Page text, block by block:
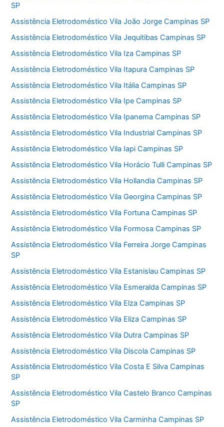
SP
Assistência Eletrodoméstico Vila João Jorge Campinas SP
Assistência Eletrodoméstico Vila Jequitibas Campinas SP
Assistência Eletrodoméstico Vila Iza Campinas SP
Assistência Eletrodoméstico Vila Itapura Campinas SP
Assistência Eletrodoméstico Vila Itália Campinas SP
Assistência Eletrodoméstico Vila Ipe Campinas SP
Assistência Eletrodoméstico Vila Ipanema Campinas SP
Assistência Eletrodoméstico Vila Industrial Campinas SP
Assistência Eletrodoméstico Vila Iapi Campinas SP
Assistência Eletrodoméstico Vila Horácio Tulli Campinas SP
Assistência Eletrodoméstico Vila Hollandia Campinas SP
Assistência Eletrodoméstico Vila Georgina Campinas SP
Assistência Eletrodoméstico Vila Fortuna Campinas SP
Assistência Eletrodoméstico Vila Formosa Campinas SP
Assistência Eletrodoméstico Vila Ferreira Jorge Campinas
SP
Assistência Eletrodoméstico Vila Estanislau Campinas SP
Assistência Eletrodoméstico Vila Esmeralda Campinas SP
Assistência Eletrodoméstico Vila Elza Campinas SP
Assistência Eletrodoméstico Vila Eliza Campinas SP
Assistência Eletrodoméstico Vila Dutra Campinas SP
Assistência Eletrodoméstico Vila Discola Campinas SP
Assistência Eletrodoméstico Vila Costa E Silva Campinas
SP
Assistência Eletrodoméstico Vila Castelo Branco Campinas
SP
Assistência Eletrodoméstico Vila Carminha Campinas SP